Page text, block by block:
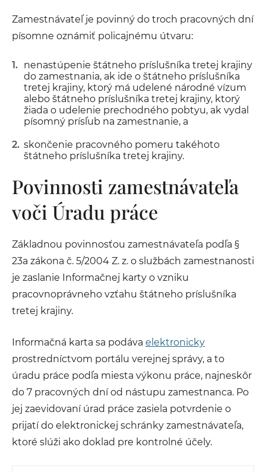
Zamestnávateľ je povinný do troch pracovných dní
písomne oznámiť policajnému útvaru:
nenastúpenie štátneho príslušníka tretej krajiny
do zamestnania, ak ide o štátneho príslušníka
tretej krajiny, ktorý má udelené národné vízum
alebo štátneho príslušníka tretej krajiny, ktorý
žiada o udelenie prechodného pobtyu, ak vydal
písomný prísľub na zamestnanie, a
skončenie pracovného pomeru takéhoto
štátneho príslušníka tretej krajiny.
Povinnosti zamestnávateľa
voči Úradu práce
Základnou povinnosťou zamestnávateľa podľa §
23a zákona č. 5/2004 Z. z. o službách zamestnanosti
je zaslanie Informačnej karty o vzniku
pracovnoprávneho vzťahu štátneho príslušníka
tretej krajiny.
Informačná karta sa podáva elektronicky
prostredníctvom portálu verejnej správy, a to
úradu práce podľa miesta výkonu práce, najneskôr
do 7 pracovných dní od nástupu zamestnanca. Po
jej zaevidovaní úrad práce zasiela potvrdenie o
prijatí do elektronickej schránky zamestnávateľa,
ktoré slúži ako doklad pre kontrolné účely.